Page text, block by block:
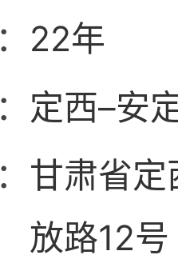
22年
定西–安
甘肃省
放路12号